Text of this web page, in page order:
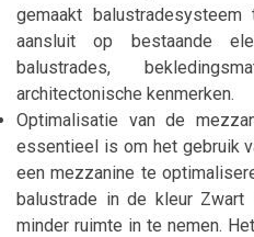
gemaakt
aansluit op bestaande
balustrades,
architectonische kenmerken.
Optimalisatie van de
essentieel is om het gebruik
een mezzanine te
balustrade in de kleur
minder ruimte in te nemen.